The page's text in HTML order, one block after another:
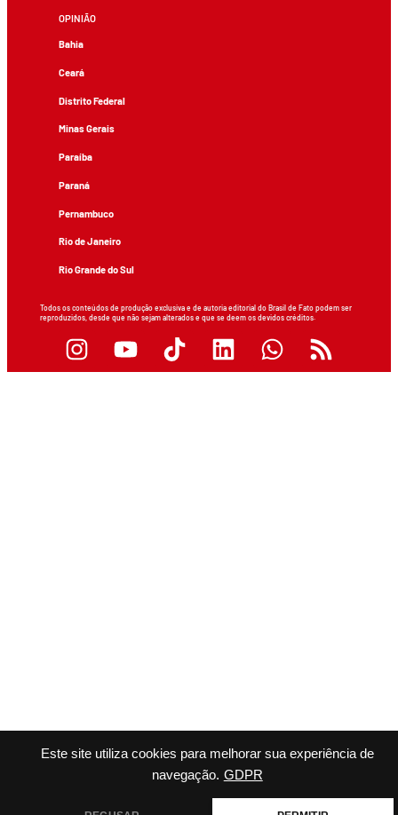
Este site utiliza cookies para melhorar sua experiência de
navegação. GDPR
OPINIÃO
Bahia
Ceará
Distrito Federal
Minas Gerais
Paraíba
Paraná
Pernambuco
Rio de Janeiro
Rio Grande do Sul
Todos os conteúdos de produção exclusiva e de autoria editorial do Brasil de Fato podem ser
reproduzidos, desde que não sejam alterados e que se deem os devidos créditos.